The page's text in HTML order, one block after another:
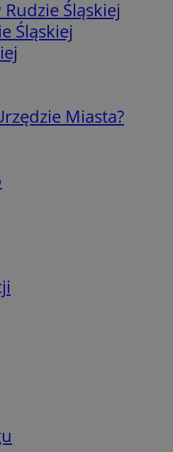
Śląskiej
Śląskiej
Miasta?